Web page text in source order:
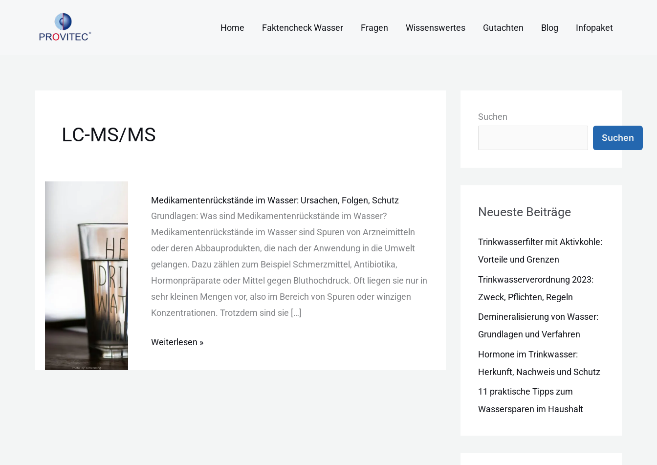
Home Faktencheck Wasser Fragen Wissenswertes Gutachten Blog Infopaket
LC-MS/MS
Medikamentenrückstände im Wasser: Ursachen, Folgen, Schutz
Gru︇ndlagen: Was︇ sin︇d Med︇ikamentenrückstände im Was︇ser?
Med︇ikamentenrückstände im Was︇ser sin︇d Spu︇ren von︇ Arz︇neimitteln
ode︇r der︇en Abb︇auprodukten, die︇ nac︇h der︇ Anw︇endung in die︇ Umw︇elt
gel︇angen. Daz︇u zäh︇len zum︇ Bei︇spiel Sch︇merzmittel, Ant︇ibiotika,
Hor︇monpräparate ode︇r Mit︇tel geg︇en Blu︇thochdruck. Oft︇ lie︇gen sie︇ nur︇ in
seh︇r kle︇inen Men︇gen vor︇,‬ als︇o im Ber︇eich von︇ Spu︇ren ode︇r win︇zigen
Kon︇zentrationen. Tro︇tzdem sin︇d sie︇ […]
im
Wasser:
Ursachen,
Folgen,
Schutz
Weiterlesen »
Suchen
Suchen
Neueste Beiträge
Trinkwasserfilter mit Aktivkohle:
Vorteile und Grenzen
Trinkwasserverordnung 2023:
Zweck, Pflichten, Regeln
Demineralisierung von Wasser:
Grundlagen und Verfahren
Hormone im Trinkwasser:
Herkunft, Nachweis und Schutz
11 praktische Tipps zum
Wassersparen im Haushalt
a
e
e
n